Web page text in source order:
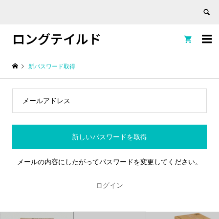

ロングテイルド 
新パスワード取得
メールの内容にしたがってパスワードを変更してください。
ログイン